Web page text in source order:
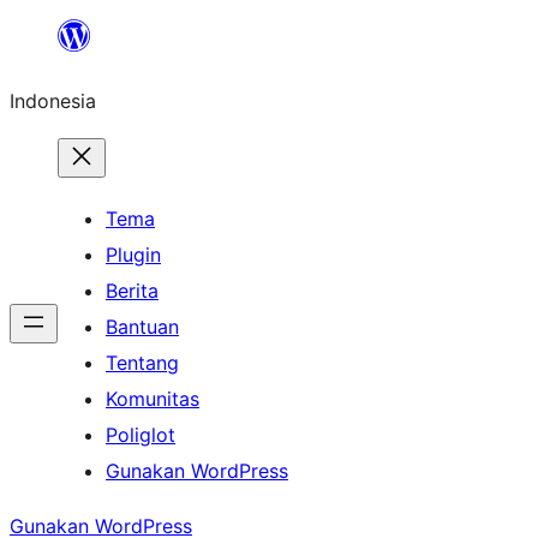
Lewati
konten
Indonesia
Tema
Plugin
Berita
Bantuan
Tentang
Komunitas
Poliglot
Gunakan WordPress
Gunakan WordPress